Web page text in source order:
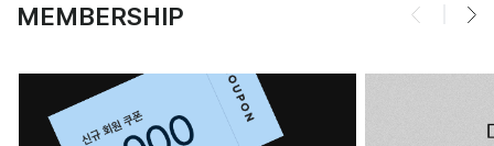
MEMBERSHIP